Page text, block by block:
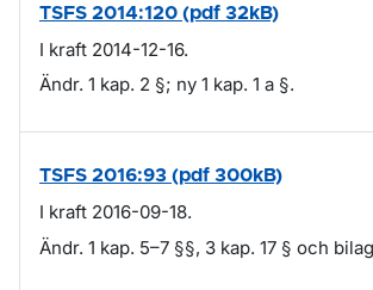
TSFS 2014:120 (pdf 32kB)
I kraft 2014-12-16.
Ändr. 1 kap. 2 §; ny 1 kap. 1 a §.
TSFS 2016:93 (pdf 300kB)
I kraft 2016-09-18.
Ändr. 1 kap. 5–7 §§, 3 kap. 17 § och